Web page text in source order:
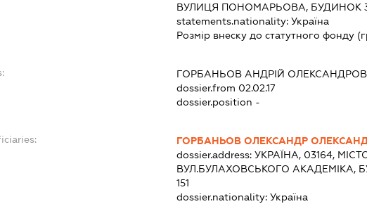
ВУЛИЦЯ ПОНОМАРЬОВА, БУДИНОК
statements.nationality: Україна
Розмір внеску до статутного фонду
ГОРБАНЬОВ АНДРІЙ
dossier.from 02.02.17
dossier.position -
ГОРБАНЬОВ ОЛЕКСАНДР
dossier.address: УКРАЇНА, 03164,
ВУЛ.БУЛАХОВСЬКОГО АКАДЕМІКА,
151
dossier.nationality: Україна